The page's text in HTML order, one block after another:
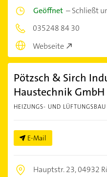
Geöffnet –Schließt
035248 84 30
Webseite
Pötzsch & Sirch
Haustechnik GmbH
HEIZUNGS- UND LÜFTUNGSBAU
E-Mail
Hauptstr. 23,04932